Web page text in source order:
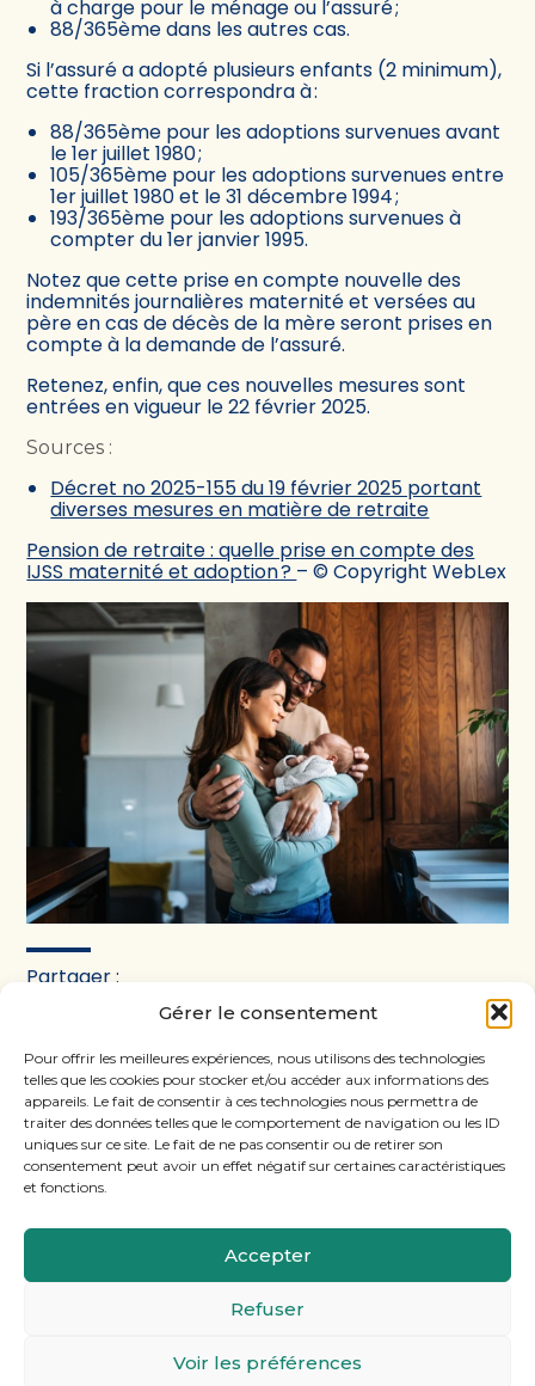
Gérer le consentement
Pour offrir les meilleures expériences, nous utilisons des technologies
telles que les cookies pour stocker et/ou accéder aux informations des
appareils. Le fait de consentir à ces technologies nous permettra de
traiter des données telles que le comportement de navigation ou les ID
uniques sur ce site. Le fait de ne pas consentir ou de retirer son
consentement peut avoir un effet négatif sur certaines caractéristiques
et fonctions.
Accepter
Refuser
Voir les préférences
à charge pour le ménage ou l’assuré ;
88/365ème dans les autres cas.
Si l’assuré a adopté plusieurs enfants (2 minimum),
cette fraction correspondra à :
88/365ème pour les adoptions survenues avant
le 1er juillet 1980 ;
105/365ème pour les adoptions survenues entre
1er juillet 1980 et le 31 décembre 1994 ;
193/365ème pour les adoptions survenues à
compter du 1er janvier 1995.
Notez que cette prise en compte nouvelle des
indemnités journalières maternité et versées au
père en cas de décès de la mère seront prises en
compte à la demande de l’assuré.
Retenez, enfin, que ces nouvelles mesures sont
entrées en vigueur le 22 février 2025.
Sources :
Décret no 2025-155 du 19 février 2025 portant
diverses mesures en matière de retraite
Pension de retraite : quelle prise en compte des
IJSS maternité et adoption ? – © Copyright WebLex
Partager :
FaceBook
TwitterLinkedIn
Footer
11, rue Laugier, 75017 PARIS
MENTIONS LÉGALES